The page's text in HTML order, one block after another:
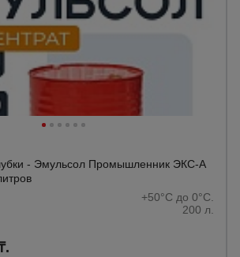
- Эмульсол Промышленник ЭКС-А
+50°C до 0°C.
200 л.